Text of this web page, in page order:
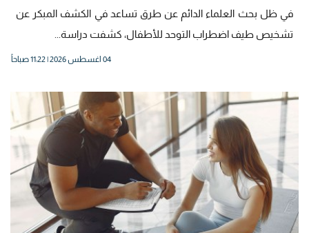
في ظل بحث العلماء الدائم عن طرق تساعد في الكشف المبكر عن
تشخيص طيف اضطراب التوحد للأطفال، كشفت دراسة...
04 اغسطس 2026 | 11:22 صباحاً